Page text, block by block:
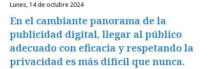
lunes, 14 de octubre 2024
En el cambiante panorama de la
publicidad digital, llegar al público
adecuado con eficacia y respetando la
privacidad es más difícil que nunca.